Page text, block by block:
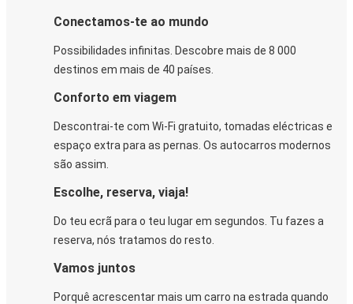
Conectamos-te ao mundo
Possibilidades infinitas. Descobre mais de 8 000
destinos em mais de 40 países.
Conforto em viagem
Descontrai-te com Wi-Fi gratuito, tomadas eléctricas e
espaço extra para as pernas. Os autocarros modernos
são assim.
Escolhe, reserva, viaja!
Do teu ecrã para o teu lugar em segundos. Tu fazes a
reserva, nós tratamos do resto.
Vamos juntos
Porquê acrescentar mais um carro na estrada quando